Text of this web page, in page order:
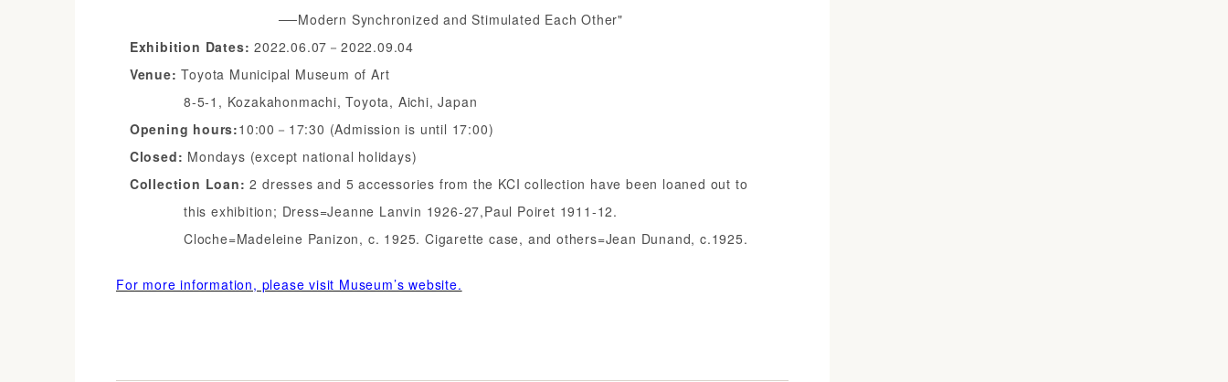
──Modern Synchronized and Stimulated Each Other"
Exhibition Dates:2022.06.07－2022.09.04
Venue:Toyota Municipal Museum of Art
8-5-1, Kozakahonmachi, Toyota, Aichi, Japan
Opening hours:10:00－17:30 (Admission is until 17:00)
Closed: Mondays (except national holidays)
Collection Loan:2 dresses and 5 accessories from the KCI collection have been loaned out to
this exhibition; Dress=Jeanne Lanvin 1926-27,Paul Poiret 1911-12.
Cloche=Madeleine Panizon, c. 1925. Cigarette case, and others=Jean Dunand, c.1925.
For more information, please visit Museum’s website.